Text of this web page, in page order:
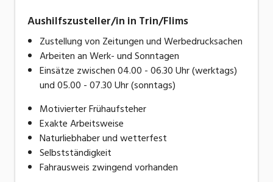
Verkauf, Handel, Kundenberatung,
Aussendienst
Aushilfszusteller/in in Trin/Flims
Zustellung von Zeitungen und Werbedrucksachen
Arbeiten an Werk- und Sonntagen
Einsätze zwischen 04.00 - 06.30 Uhr (werktags)
und 05.00 - 07.30 Uhr (sonntags)
Motivierter Frühaufsteher
Exakte Arbeitsweise
Naturliebhaber und wetterfest
Selbstständigkeit
Fahrausweis zwingend vorhanden